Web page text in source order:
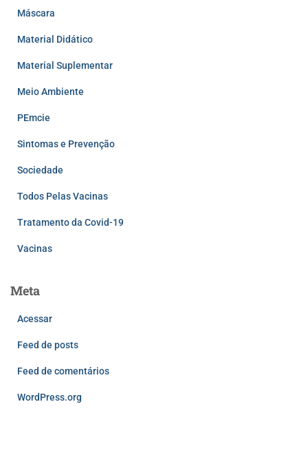
Máscara
Material Didático
Material Suplementar
Meio Ambiente
PEmcie
Sintomas e Prevenção
Sociedade
Todos Pelas Vacinas
Tratamento da Covid-19
Vacinas
Meta
Acessar
Feed de posts
Feed de comentários
WordPress.org